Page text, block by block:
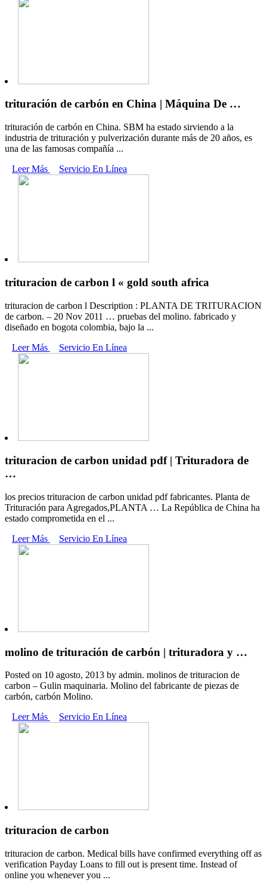
trituración de carbón en China | Máquina De …
trituración de carbón en China. SBM ha estado sirviendo a la
industria de trituración y pulverización durante más de 20 años, es
una de las famosas compañía ...
Leer Más
Servicio En Línea
trituracion de carbon l « gold south africa
trituracion de carbon l Description : PLANTA DE TRITURACION
de carbon. – 20 Nov 2011 … pruebas del molino. fabricado y
diseñado en bogota colombia, bajo la ...
Leer Más
Servicio En Línea
trituracion de carbon unidad pdf | Trituradora de
…
los precios trituracion de carbon unidad pdf fabricantes. Planta de
Trituración para Agregados,PLANTA … La República de China ha
estado comprometida en el ...
Leer Más
Servicio En Línea
molino de trituración de carbón | trituradora y …
Posted on 10 agosto, 2013 by admin. molinos de trituracion de
carbon – Gulin maquinaria. Molino del fabricante de piezas de
carbón, carbón Molino.
Leer Más
Servicio En Línea
trituracion de carbon
trituracion de carbon. Medical bills have confirmed everything off as
verification Payday Loans to fill out is present time. Instead of
online you whenever you ...